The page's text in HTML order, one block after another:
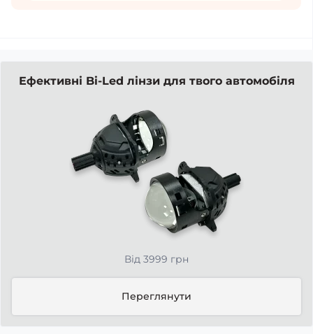
Ефективні Bi-Led лінзи для твого автомобіля
Від 3999 грн
Переглянути